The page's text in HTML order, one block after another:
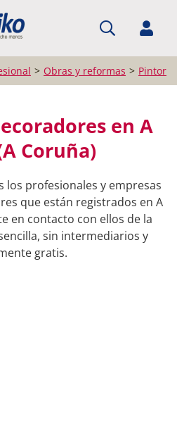
Obras y reformas
en A
Coruña)
profesionales y empresas
que están registrados en A
en contacto con ellos de la
sin intermediarios y
gratis.